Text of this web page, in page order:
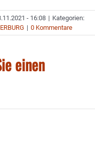
- 16:08 | Kategorien:
| 0 Kommentare
einen